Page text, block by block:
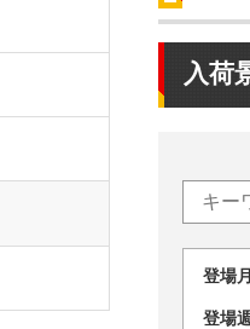
入荷
登
登